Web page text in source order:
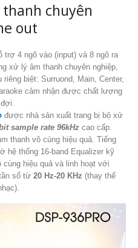
chuyên
out
trợ 4 ngõ vào (input) và 8 ngõ ra
xử lý âm thanh chuyên nghiệp,
biệt: Surruond, Main, Center,
cảm nhận được chất lượng
được nhà sản xuất trang bị bộ xử
sample rate 96kHzcao cấp.
thanh vô cùng hiệu quả. Tiếng
hệ thống 16-band Equalizer kỹ
hiệu quả và linh hoạt với
số từ 20 Hz-20 KHz (thay thế